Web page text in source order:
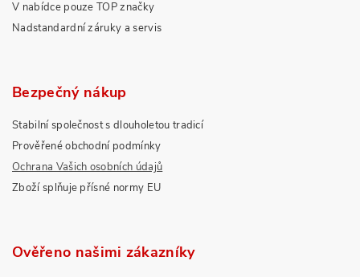
V nabídce pouze TOP značky
Nadstandardní záruky a servis
Bezpečný nákup
Stabilní společnost s dlouholetou tradicí
Prověřené obchodní podmínky
Ochrana Vašich osobních údajů
Zboží splňuje přísné normy EU
Ověřeno našimi zákazníky